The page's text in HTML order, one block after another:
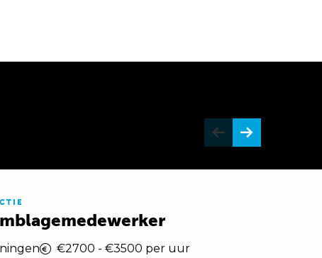
€2700 - €3500 per uur